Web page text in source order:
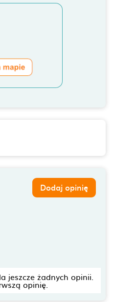
Dodaj opinię
jeszcze żadnych opinii.
opinię.